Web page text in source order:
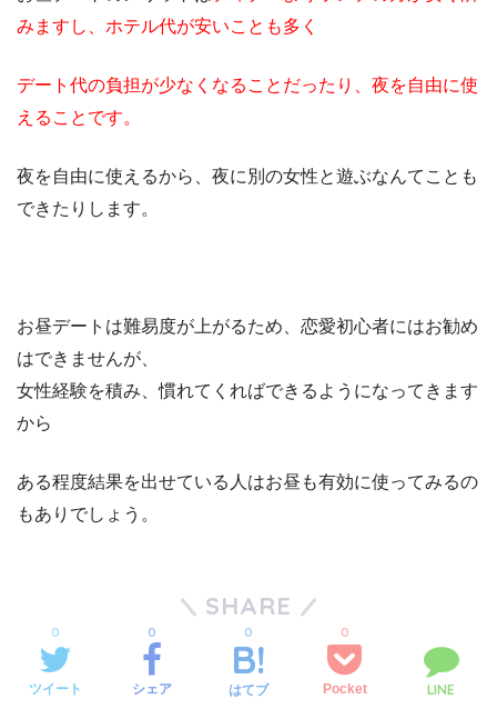
みますし、ホテル代が安いことも多く
デート代の負担が少なくなることだったり、夜を自由に使
えることです。
夜を自由に使えるから、夜に別の女性と遊ぶなんてことも
できたりします。
お昼デートは難易度が上がるため、恋愛初心者にはお勧め
はできませんが、
女性経験を積み、慣れてくればできるようになってきます
から
ある程度結果を出せている人はお昼も有効に使ってみるの
もありでしょう。
SHARE
ツイート
0
シェア
0
はてブ
0
Pocket
0
LINE